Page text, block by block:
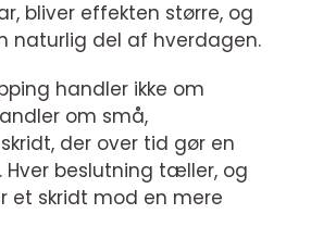
bliver effekten større, og
naturlig del af hverdagen.
handler ikke om
om små,
der over tid gør en
beslutning tæller, og
et skridt mod en mere